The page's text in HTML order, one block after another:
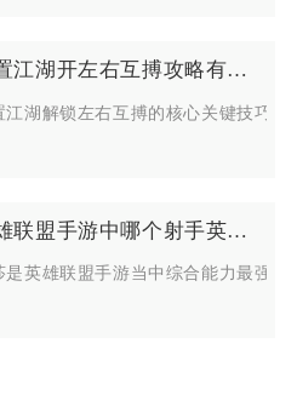
放置江湖开左右互搏攻略有哪些关键技巧
江湖解锁左右互搏的核心关键技巧
英雄联盟手游中哪个射手英雄最值得使用
是英雄联盟手游当中综合能力最强